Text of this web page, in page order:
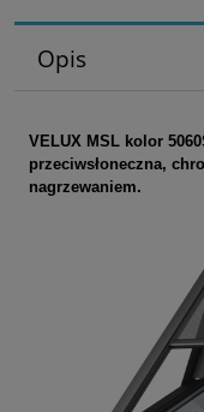
Opis
VELUX MSL kolor
przeciwsłoneczna,
nagrzewaniem.